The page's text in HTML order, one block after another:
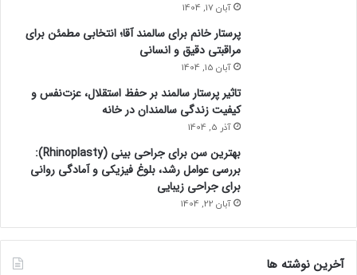
آبان 17, 1404
پرستار خانم برای سالمند آقا؛ انتخابی مطمئن برای
مراقبتی دقیق و انسانی
آبان 15, 1404
تاثیر پرستار سالمند بر حفظ استقلال، عزت‌نفس و
کیفیت زندگی سالمندان در خانه
آذر 5, 1404
بهترین سن برای جراحی بینی (Rhinoplasty):
بررسی عوامل رشد، بلوغ فیزیکی و آمادگی روانی
برای جراحی زیبایی
آبان 22, 1404
آخرین نوشته ها